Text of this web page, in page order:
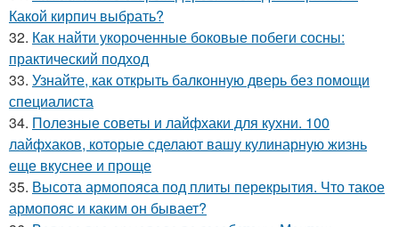
Какой кирпич выбрать?
32. Как найти укороченные боковые побеги сосны:
практический подход
33. Узнайте, как открыть балконную дверь без помощи
специалиста
34. Полезные советы и лайфхаки для кухни. 100
лайфхаков, которые сделают вашу кулинарную жизнь
еще вкуснее и проще
35. Высота армопояса под плиты перекрытия. Что такое
армопояс и каким он бывает?